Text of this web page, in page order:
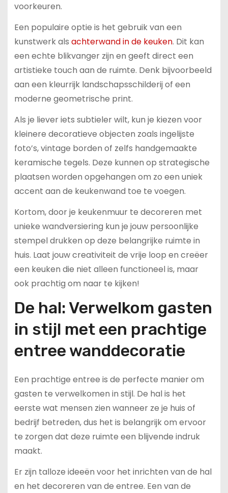
voorkeuren.
Een populaire optie is het gebruik van een
kunstwerk als achterwand in de keuken. Dit kan
een echte blikvanger zijn en geeft direct een
artistieke touch aan de ruimte. Denk bijvoorbeeld
aan een kleurrijk landschapsschilderij of een
moderne geometrische print.
Als je liever iets subtieler wilt, kun je kiezen voor
kleinere decoratieve objecten zoals ingelijste
foto’s, vintage borden of zelfs handgemaakte
keramische tegels. Deze kunnen op strategische
plaatsen worden opgehangen om zo een uniek
accent aan de keukenwand toe te voegen.
Kortom, door je keukenmuur te decoreren met
unieke wandversiering kun je jouw persoonlijke
stempel drukken op deze belangrijke ruimte in
huis. Laat jouw creativiteit de vrije loop en creëer
een keuken die niet alleen functioneel is, maar
ook prachtig om naar te kijken!
De hal: Verwelkom gasten
in stijl met een prachtige
entree wanddecoratie
Een prachtige entree is de perfecte manier om
gasten te verwelkomen in stijl. De hal is het
eerste wat mensen zien wanneer ze je huis of
bedrijf betreden, dus het is belangrijk om ervoor
te zorgen dat deze ruimte een blijvende indruk
maakt.
Er zijn talloze ideeën voor het inrichten van de hal
en het decoreren van de entree. Een van de